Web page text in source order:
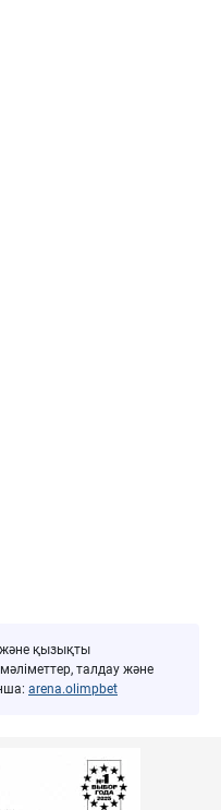
және қызықты
талдау және
arena.olimpbet